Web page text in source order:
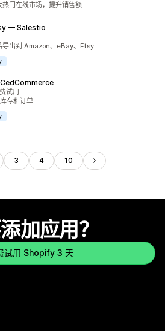
门在线市场，提升销售额
— Salestio
导出到 Amazon、eBay、Etsy
试用
存和订单
3 4 10
加应用？
试用 Shopify 3 天